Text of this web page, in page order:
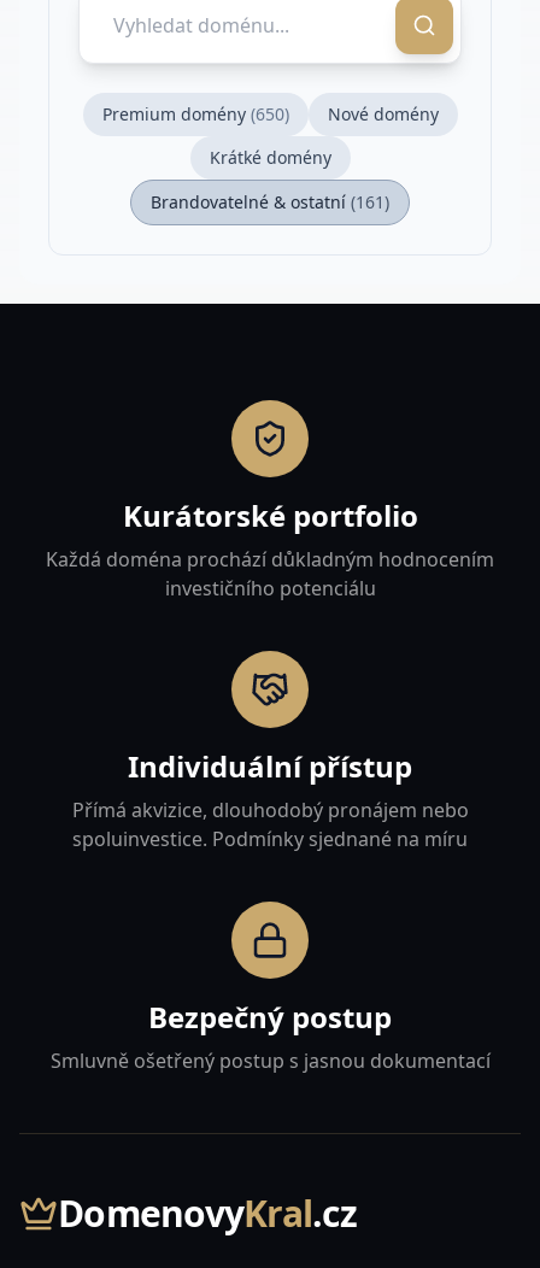
Premium domény (650)
Nové domény
Krátké domény
Brandovatelné & ostatní (161)
Kurátorské portfolio
Každá doména prochází důkladným hodnocením
investičního potenciálu
Individuální přístup
Přímá akvizice, dlouhodobý pronájem nebo
spoluinvestice. Podmínky sjednané na míru
Bezpečný postup
Smluvně ošetřený postup s jasnou dokumentací
DomenovyKral.cz